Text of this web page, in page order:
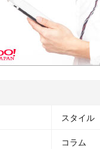
スタイル
コラム